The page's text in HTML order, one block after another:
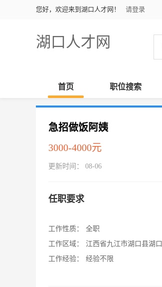
您好，欢迎来到湖口人才网！ 请登录
湖口人才网
首页 职位搜索
急招做饭阿姨
3000-4000元
更新时间： 08-06
任职要求
工作性质：
全职
工作区域：
江西省九江市湖口县湖口县海山科技
工作经验：
经验不限